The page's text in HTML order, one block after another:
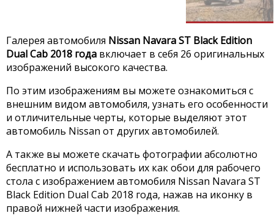
Галерея автомобиля Nissan Navara ST Black Edition
Dual Cab 2018 года включает в себя 26 оригинальных
изображений высокого качества.
По этим изображениям вы можете ознакомиться с
внешним видом автомобиля, узнать его особенности
и отличительные черты, которые выделяют этот
автомобиль Nissan от других автомобилей.
А также вы можете скачать фотографии абсолютно
бесплатно и использовать их как обои для рабочего
стола с изображением автомобиля Nissan Navara ST
Black Edition Dual Cab 2018 года, нажав на иконку в
правой нижней части изображения.